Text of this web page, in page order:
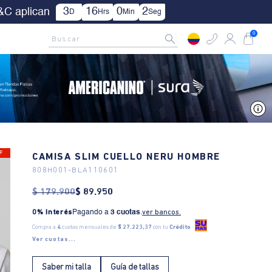
Aplica TYC.
Rastrea tu pedido aquí
Buscar 0
CAMISA SLIM CUELLO NERU HOMBRE
808H001- BLA110601
$ 179.900$ 89.950
0% Interés Pagando a3 cuotas.ver bancos.
Compra a 4cuotas mensuales de $ 27.223,37 con tuCrédito
Ver cuotas...
Saber mi talla Guía de tallas